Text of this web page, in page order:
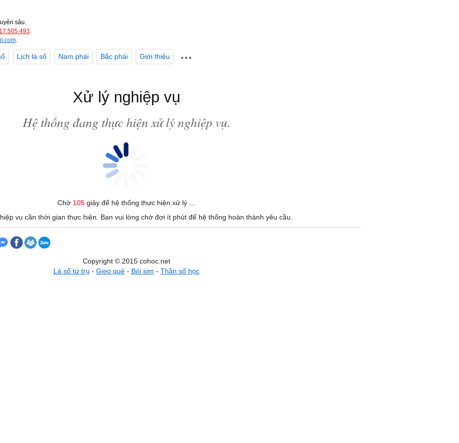
sâu.
.
.
Lịch lá số Nam phái Bắc phái Giới thiệu
Xử lý nghiệp vụ
Hệ thống đang thực hiện xử lý nghiệp vụ.
Chờ 105 giây để hệ thống thực hiện xử lý ...
vụ cần thời gian thực hiện. Bạn vui lòng chờ đợi ít phút để hệ thống hoàn thành yêu cầu.
Copyright © 2015 cohoc.net
Lá số tứ trụ - Gieo quẻ- Bói sim - Thần số học